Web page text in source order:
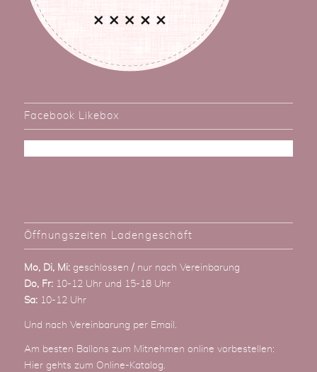
Facebook Likebox
Öffnungszeiten Ladengeschäft
Mo, Di, Mi:geschlossen / nur nach Vereinbarung
Do, Fr:10-12 Uhr und 15-18 Uhr
Sa:10-12 Uhr
Und nach Vereinbarung per Email
Am besten Ballons zum Mitnehmen online vorbestellen:
Hier gehts zum Online-Katalog.